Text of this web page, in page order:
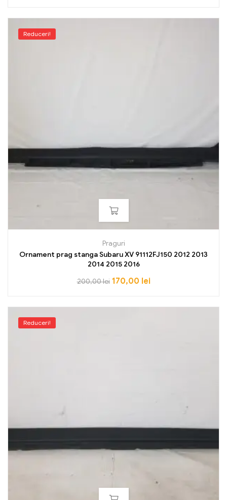
Reduceri!
Praguri
Ornament prag stanga Subaru XV 91112FJ150 2012 2013
2014 2015 2016
200,00lei 170,00 lei
Reduceri!